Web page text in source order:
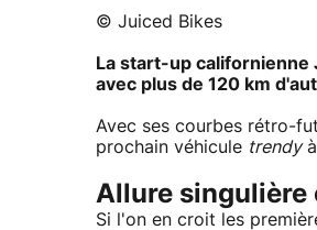
© Juiced Bikes
La start-up
avec plus de 120 km
Avec ses courbes rétro-
prochain véhicule trendyà
Allure singulière
Si l'on en croit les